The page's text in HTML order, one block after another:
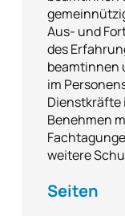
Aus- und
des
beamtinnen
im
Dienstkräfte
Benehmen
weitere
Seiten